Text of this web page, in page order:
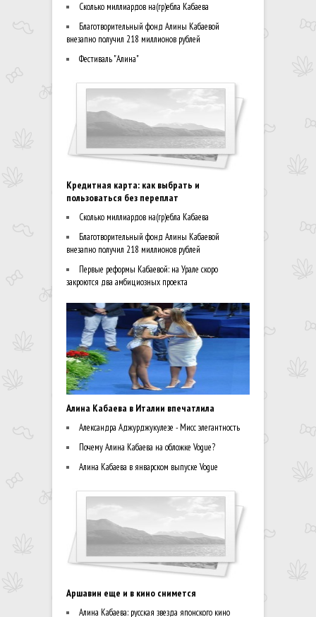
Сколько миллиардов на(гр)ебла Кабаева
Благотворительный фонд Алины Кабаевой
внезапно получил 218 миллионов рублей
Фестиваль "Алина"
Кредитная карта: как выбрать и
пользоваться без переплат
Сколько миллиардов на(гр)ебла Кабаева
Благотворительный фонд Алины Кабаевой
внезапно получил 218 миллионов рублей
Первые реформы Кабаевой: на Урале скоро
закроются два амбициозных проекта
Алина Кабаева в Италии впечатлила
Александра Аджурджукулезе - Мисс элегантность
Почему Алина Кабаева на обложке Vogue?
Алина Кабаева в январском выпуске Vogue
Аршавин еще и в кино снимется
Алина Кабаева: русская звезда японского кино